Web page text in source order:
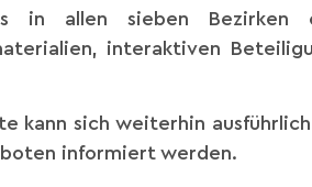
in allen sieben Bezirken
interaktiven
kann sich weiterhin
informiert werden.